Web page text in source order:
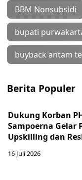
BBM Nonsubsidi
bupati
buyback antam
Berita Populer
Dukung Korban
Sampoerna Gelar
Upskilling dan
16 Juli 2026